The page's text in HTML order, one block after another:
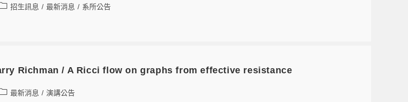
招生訊息 / 最新消息 / 系所公告
Richman / A Ricci flow on graphs from effective resistance
最新消息 / 演講公告